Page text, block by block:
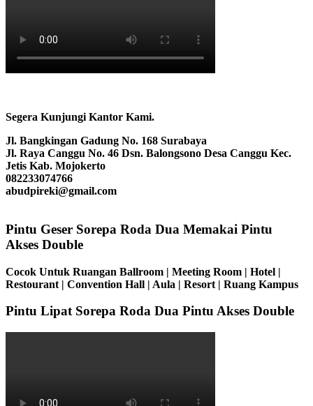
Segera Kunjungi Kantor Kami.
Jl. Bangkingan Gadung No. 168 Surabaya
Jl. Raya Canggu No. 46 Dsn. Balongsono Desa Canggu Kec.
Jetis Kab. Mojokerto
082233074766
abudpireki@gmail.com
Pintu Geser Sorepa Roda Dua Memakai Pintu
Akses Double
Cocok Untuk Ruangan Ballroom | Meeting Room | Hotel |
Restourant | Convention Hall | Aula | Resort | Ruang Kampus
Pintu Lipat Sorepa Roda Dua Pintu Akses Double